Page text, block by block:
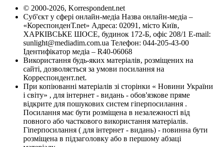
© 2000-2026, Korrespondent.net
Суб'єкт у сфері онлайн-медіа Назва онлайн-медіа –
«КореспонденТ.net» Адреса: 02091, місто Київ,
ХАРКІВСЬКЕ ШОСЕ, будинок 172-Б, офіс 208/1 E-mail:
sunlight@mediadim.com.ua Телефон: 044-205-43-00
Ідентифікатор медіа – R40-06068
Використання будь-яких матеріалів, розміщених на
сайті, дозволяється за умови посилання на
Корреспондент.net.
При копіюванні матеріалів зі сторінки « Новини України
і світу» , для інтернет - видань - обов'язкове пряме
відкрите для пошукових систем гіперпосилання .
Посилання має бути розміщена в незалежності від
повного або часткового використання матеріалів.
Гіперпосилання ( для інтернет - видань) - повинна бути
розміщена в підзаголовку або в першому абзаці